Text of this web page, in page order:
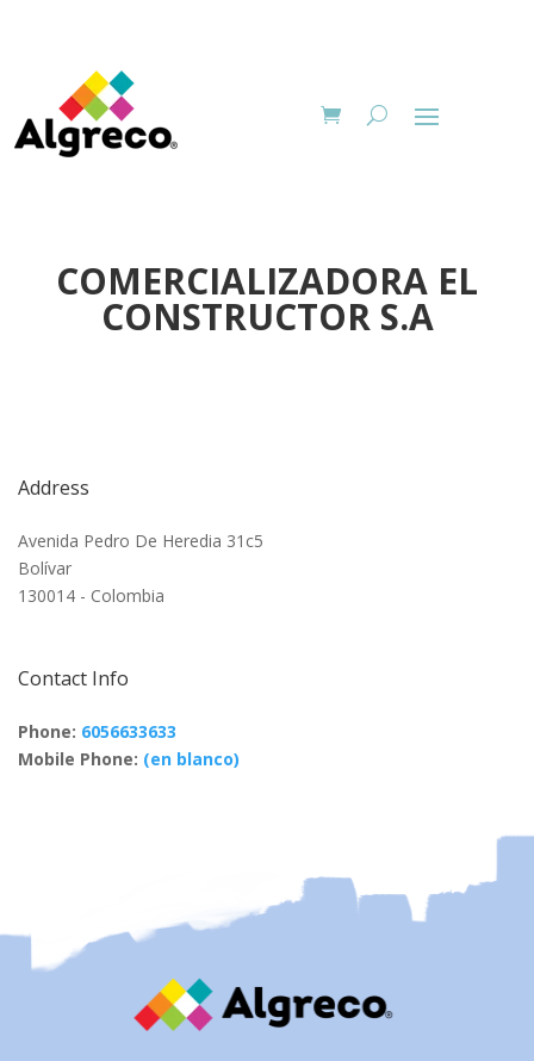
COMERCIALIZADORA EL
CONSTRUCTOR S.A
Address
Avenida Pedro De Heredia 31c5
Bolívar
130014 - Colombia
Contact Info
Phone: 6056633633
Mobile Phone: (en blanco)